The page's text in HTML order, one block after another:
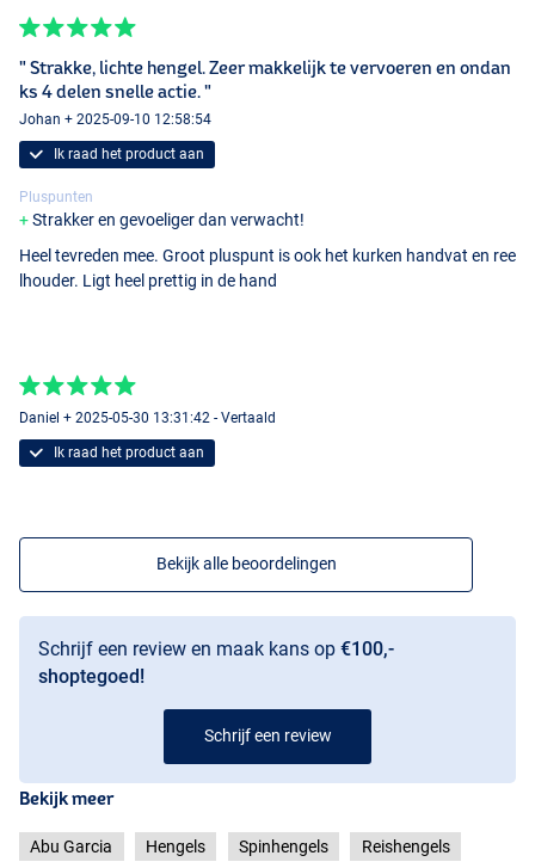
Abu Garcia Diplomat V2 2,44m (10-35g)
- Lengte: 2,44m
- Werpgewicht: 10-35g
- Aantal delen: 4
- Gewicht: 149g
Abu Garcia Diplomat V2 2,44m (15-55g)
- Lengte: 2,44m
- Werpgewicht: 15-55g
Abu Garcia Diplomat V2 2,74m (5-21g)
- Lengte: 2,74m
- Aantal geleideogen: 8
Abu Garcia Diplomat V2 2,74m (12-32g)
- Lengte: 2,74m
- Werpgewicht: 12-32g
- Aantal delen: 4
Abu Garcia Diplomat V2 3,04m (12-32g)
- Lengte: 3,04m
- Werpgewicht: 12-32g
" Strakke, lichte hengel. Zeer makkelijk te vervoeren en ondan
ks 4 delen snelle actie. "
Johan + 2025-09-10 12:58:54
Ik raad het product aan
Pluspunten
Strakker en gevoeliger dan verwacht!
Heel tevreden mee. Groot pluspunt is ook het kurken handvat en ree
lhouder. Ligt heel prettig in de hand
Daniel + 2025-05-30 13:31:42 - Vertaald
Ik raad het product aan
Bekijk alle beoordelingen
Schrijf een review en maak kans op €100,-
shoptegoed!
Schrijf een review
Bekijk meer
Abu Garcia Hengels Spinhengels Reishengels